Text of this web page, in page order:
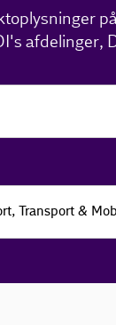
afdelinger,